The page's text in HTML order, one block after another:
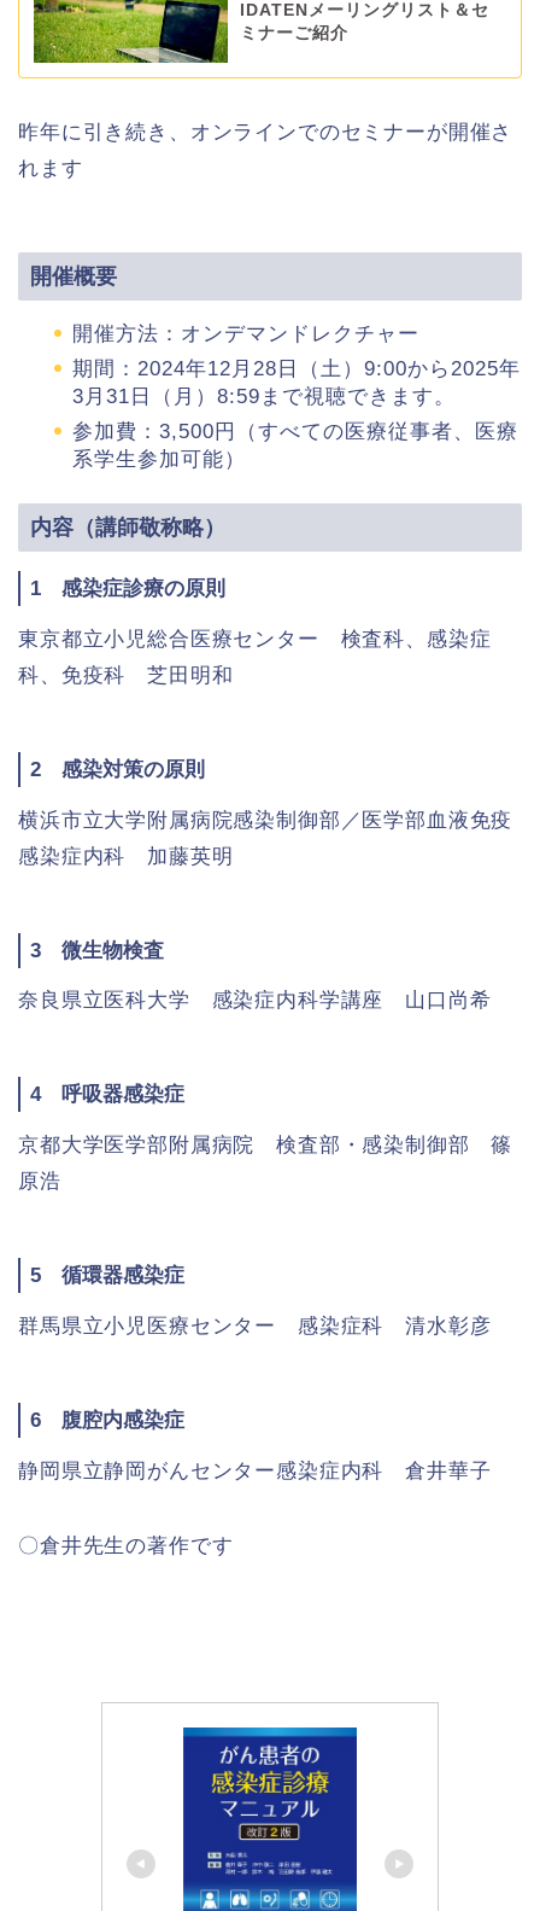
IDATENメーリングリスト＆セ
ミナーご紹介
昨年に引き続き、オンラインでのセミナーが開催さ
れます
開催概要
開催方法：オンデマンドレクチャー
期間：2024年12 月 28 日（土） 9:00から2025年
3 月 31 日（月） 8:59 まで視聴できます。
参加費：3,500円（すべての医療従事者、医療
系学生参加可能）
内容（講師敬称略）
1 感染症診療の原則
東京都立小児総合医療センター 検査科、感染症
科、免疫科 芝田明和
2 感染対策の原則
横浜市立大学附属病院感染制御部／医学部血液免疫
感染症内科 加藤英明
3 微生物検査
奈良県立医科大学 感染症内科学講座 山口尚希
4 呼吸器感染症
京都大学医学部附属病院 検査部・感染制御部 篠
原浩
5 循環器感染症
群馬県立小児医療センター 感染症科 清水彰彦
6 腹腔内感染症
静岡県立静岡がんセンター感染症内科 倉井華子
〇倉井先生の著作です